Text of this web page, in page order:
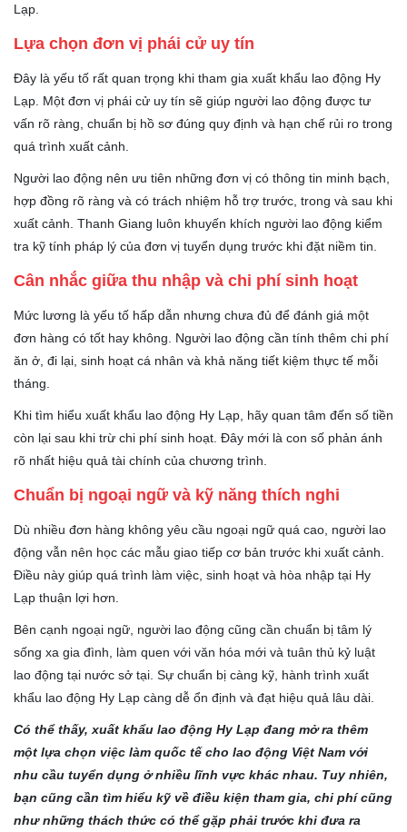
Lạp.
Lựa chọn đơn vị phái cử uy tín
Đây là yếu tố rất quan trọng khi tham gia xuất khẩu lao động Hy
Lạp. Một đơn vị phái cử uy tín sẽ giúp người lao động được tư
vấn rõ ràng, chuẩn bị hồ sơ đúng quy định và hạn chế rủi ro trong
quá trình xuất cảnh.
Người lao động nên ưu tiên những đơn vị có thông tin minh bạch,
hợp đồng rõ ràng và có trách nhiệm hỗ trợ trước, trong và sau khi
xuất cảnh. Thanh Giang luôn khuyến khích người lao động kiểm
tra kỹ tính pháp lý của đơn vị tuyển dụng trước khi đặt niềm tin.
Cân nhắc giữa thu nhập và chi phí sinh hoạt
Mức lương là yếu tố hấp dẫn nhưng chưa đủ để đánh giá một
đơn hàng có tốt hay không. Người lao động cần tính thêm chi phí
ăn ở, đi lại, sinh hoạt cá nhân và khả năng tiết kiệm thực tế mỗi
tháng.
Khi tìm hiểu xuất khẩu lao động Hy Lạp, hãy quan tâm đến số tiền
còn lại sau khi trừ chi phí sinh hoạt. Đây mới là con số phản ánh
rõ nhất hiệu quả tài chính của chương trình.
Chuẩn bị ngoại ngữ và kỹ năng thích nghi
Dù nhiều đơn hàng không yêu cầu ngoại ngữ quá cao, người lao
động vẫn nên học các mẫu giao tiếp cơ bản trước khi xuất cảnh.
Điều này giúp quá trình làm việc, sinh hoạt và hòa nhập tại Hy
Lạp thuận lợi hơn.
Bên cạnh ngoại ngữ, người lao động cũng cần chuẩn bị tâm lý
sống xa gia đình, làm quen với văn hóa mới và tuân thủ kỷ luật
lao động tại nước sở tại. Sự chuẩn bị càng kỹ, hành trình xuất
khẩu lao động Hy Lạp càng dễ ổn định và đạt hiệu quả lâu dài.
Có thể thấy, xuất khẩu lao động Hy Lạp đang mở ra thêm
một lựa chọn việc làm quốc tế cho lao động Việt Nam với
nhu cầu tuyển dụng ở nhiều lĩnh vực khác nhau. Tuy nhiên,
bạn cũng cần tìm hiểu kỹ về điều kiện tham gia, chi phí cũng
như những thách thức có thể gặp phải trước khi đưa ra